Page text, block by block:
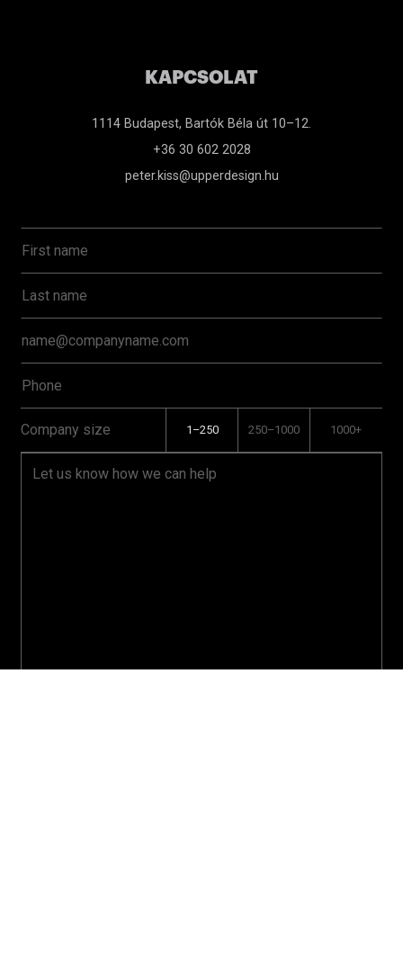
KAPCSOLAT
1114 Budapest, Bartók Béla út 10–12.
+36 30 602 2028
peter.kiss@upperdesign.hu
Company size 1–250 250–1000 1000+